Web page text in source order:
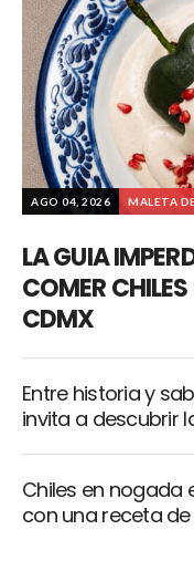
AGO 04, 2026 MALETA
LA GUIA
COMER
CDMX
Entre historia y
invita a descubrir
Chiles en nogada
con una receta de